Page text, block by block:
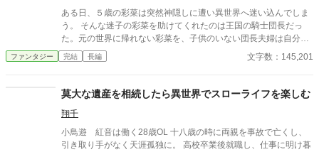
ある日、５歳の彩菜は突然神隠しに遭い異世界へ迷い込んでしま
う。 そんな迷子の彩菜を助けてくれたのは王国の騎士団長だっ
た。元の世界に帰れない彩菜を、子供のいない団長夫婦は自分の
娘として育ててくれることに……。 日本のお父さんお母さん、会
えなくて寂しいけれど、彩菜は優しい大人の人達に助けられて毎
ファンタジー 完結 長編 文字数：145,201
莫大な遺産を相続したら異世界でスローライフを楽しむ
翔千
小鳥遊 紅音は働く28歳OL 十八歳の時に両親を事故で亡くし、
引き取り手がなく天涯孤独に。 高校卒業後就職し、仕事に明け暮